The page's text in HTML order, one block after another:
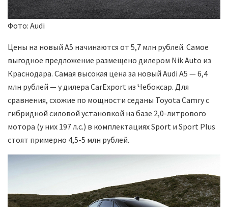
Фото: Audi
Цены на новый A5 начинаются от 5,7 млн рублей. Самое
выгодное предложение размещено дилером Nik Auto из
Краснодара. Самая высокая цена за новый Audi A5 — 6,4
млн рублей — у дилера CarExport из Чебоксар. Для
сравнения, схожие по мощности седаны Toyota Camry с
гибридной силовой установкой на базе 2,0-литрового
мотора (у них 197 л.с.) в комплектациях Sport и Sport Plus
стоят примерно 4,5-5 млн рублей.